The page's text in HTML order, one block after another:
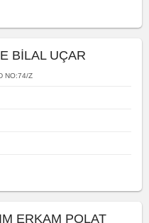
BİLAL UÇAR
NO:74/Z
ERKAM POLAT